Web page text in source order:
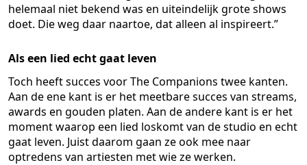
helemaal niet bekend was en uiteindelijk grote shows
doet. Die weg daar naartoe, dat alleen al inspireert.”
Als een lied echt gaat leven
Toch heeft succes voor The Companions twee kanten.
Aan de ene kant is er het meetbare succes van streams,
awards en gouden platen. Aan de andere kant is er het
moment waarop een lied loskomt van de studio en echt
gaat leven. Juist daarom gaan ze ook mee naar
optredens van artiesten met wie ze werken.